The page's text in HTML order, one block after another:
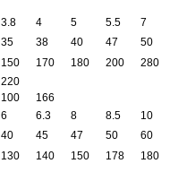
3.8 4 5 5.5
7
35 38 40 47
50
150 170 180 200
280
220
100 166
6 6.3 8 8.5
10
40 45 47 50
60
130 140 150 178
180